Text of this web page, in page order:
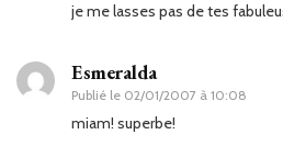
je me lasses pas de tes
Esmeralda
Publié le 02/01/2007 à 10:08
miam! superbe!